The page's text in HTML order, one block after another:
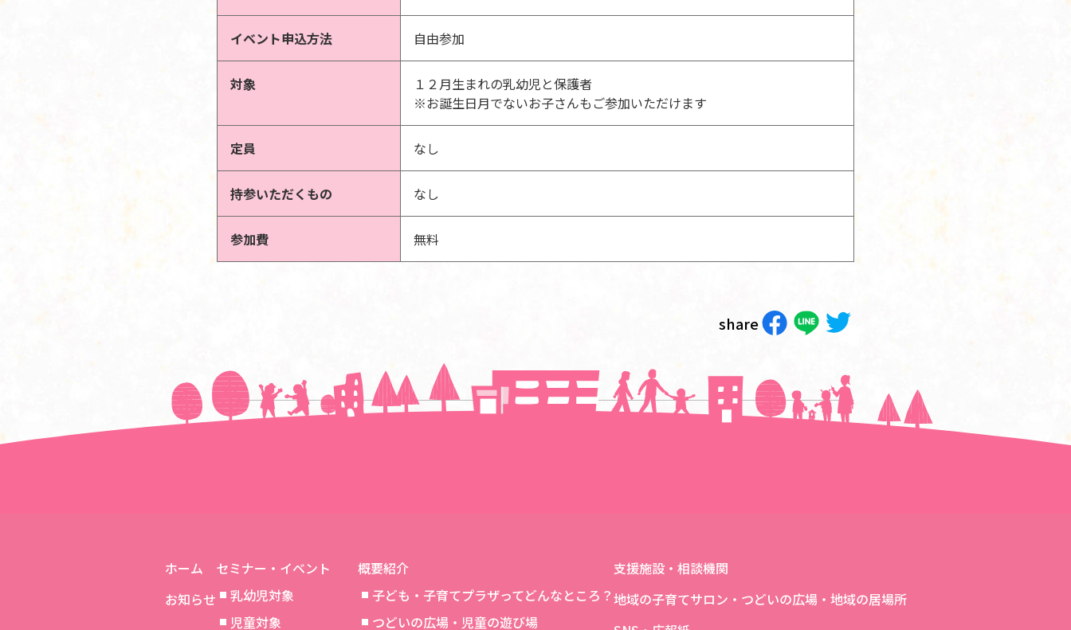
イベント申込方法 自由参加
対象
１２月生まれの乳幼児と保護者
※お誕生日月でないお子さんもご参加いただけます
定員 なし
持参いただくもの なし
参加費 無料
share
＜＜前の記事へ 次の記事へ＞＞
ホーム
お知らせ
セミナー・イベント
乳幼児対象
児童対象
概要紹介
子ども・子育てプラザってどんなところ？
つどいの広場・児童の遊び場
支援施設・相談機関
地域の子育てサロン・つどいの広場・地域の居場所